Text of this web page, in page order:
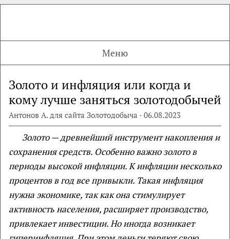
Меню
Золото и инфляция или когда и
кому лучше заняться золотодобычей
Антонов А. для сайта Золотодобыча · 06.08.2023
Золото — древнейший инструмент накопления и
сохранения средств. Особенно важно золото в
периоды высокой инфляции. К инфляции несколько
процентов в год все привыкли. Такая инфляция
нужна экономике, так как она стимулирует
активность населения, расширяет производство,
привлекает инвестиции. Но иногда возникает